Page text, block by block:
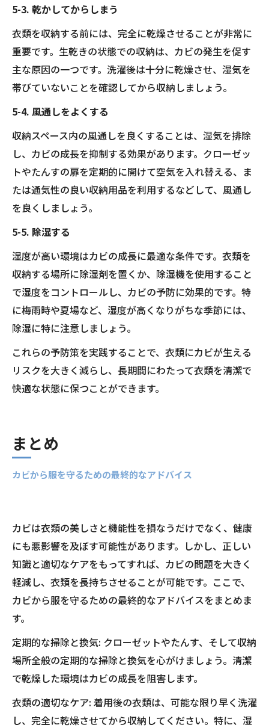
5-3. 乾かしてからしまう
衣類を収納する前には、完全に乾燥させることが非常に
重要です。生乾きの状態での収納は、カビの発生を促す
主な原因の一つです。洗濯後は十分に乾燥させ、湿気を
帯びていないことを確認してから収納しましょう。
5-4. 風通しをよくする
収納スペース内の風通しを良くすることは、湿気を排除
し、カビの成長を抑制する効果があります。クローゼッ
トやたんすの扉を定期的に開けて空気を入れ替える、ま
たは通気性の良い収納用品を利用するなどして、風通し
を良くしましょう。
5-5. 除湿する
湿度が高い環境はカビの成長に最適な条件です。衣類を
収納する場所に除湿剤を置くか、除湿機を使用すること
で湿度をコントロールし、カビの予防に効果的です。特
に梅雨時や夏場など、湿度が高くなりがちな季節には、
除湿に特に注意しましょう。
これらの予防策を実践することで、衣類にカビが生える
リスクを大きく減らし、長期間にわたって衣類を清潔で
快適な状態に保つことができます。
まとめ
カビから服を守るための最終的なアドバイス
カビは衣類の美しさと機能性を損なうだけでなく、健康
にも悪影響を及ぼす可能性があります。しかし、正しい
知識と適切なケアをもってすれば、カビの問題を大きく
軽減し、衣類を長持ちさせることが可能です。ここで、
カビから服を守るための最終的なアドバイスをまとめま
す。
定期的な掃除と換気: クローゼットやたんす、そして収納
場所全般の定期的な掃除と換気を心がけましょう。清潔
で乾燥した環境はカビの成長を阻害します。
衣類の適切なケア: 着用後の衣類は、可能な限り早く洗濯
し、完全に乾燥させてから収納してください。特に、湿